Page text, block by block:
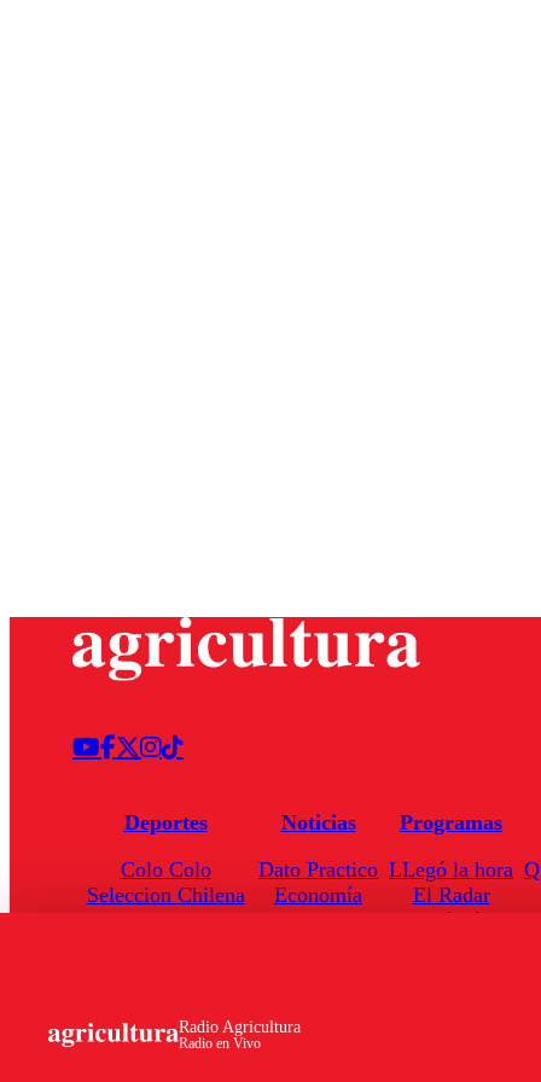
Radio Agricultura
Radio en Vivo
Deportes
Colo Colo
Seleccion Chilena
Noticias
Dato Practico
Economía
Programas
LLegó la hora
El Radar
Enfoqué Público